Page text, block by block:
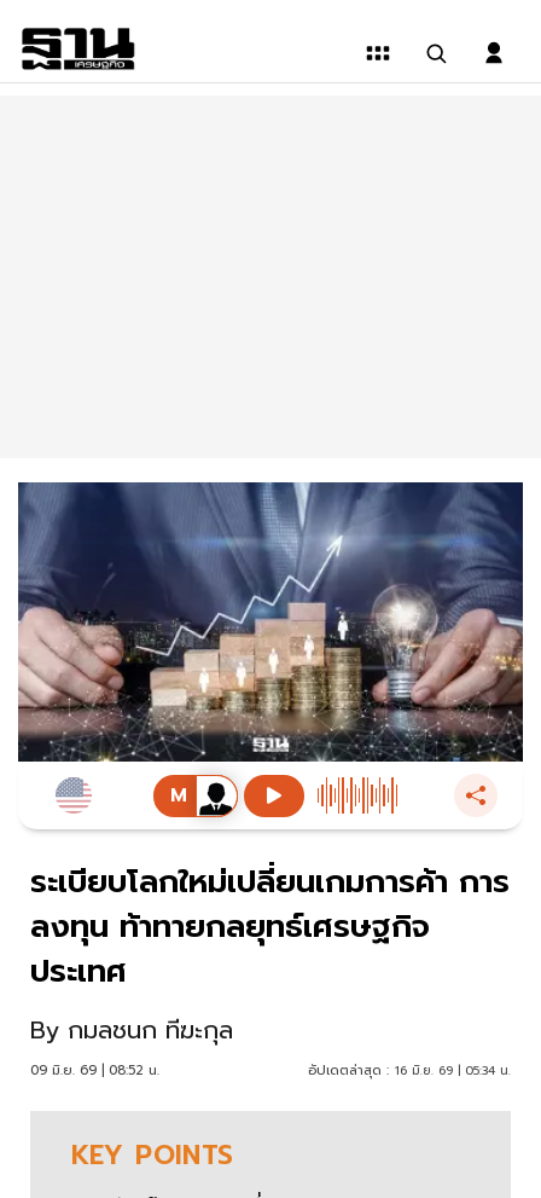
ระเบียบโลกใหม่เปลี่ยนเกมการค้า การ
ลงทุน ท้าทายกลยุทธ์เศรษฐกิจ
ประเทศ
By กมลชนก ทีฆะกุล
09 มิ.ย. 69 | 08:52 น. อัปเดตล่าสุด : 16 มิ.ย. 69 | 05:34 น.
KEY POINTS